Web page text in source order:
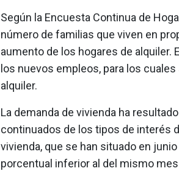
Según la Encuesta Continua de
número de familias que viven en
aumento de los hogares de alquiler.
los nuevos empleos, para los
alquiler.
La demanda de vivienda ha
continuados de los tipos de interés
vivienda, que se han situado en
porcentual inferior al del mismo